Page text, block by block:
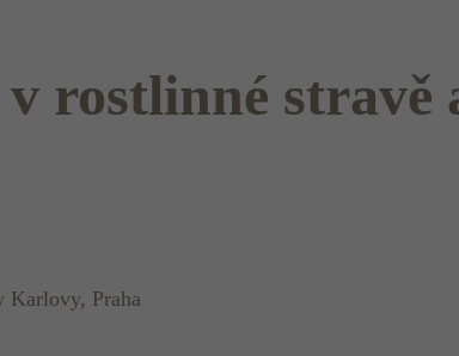
rostlinné stravě
Karlovy, Praha